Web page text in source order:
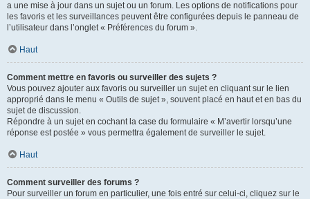
a une mise à jour dans un sujet ou un forum. Les options de notifications pour
les favoris et les surveillances peuvent être configurées depuis le panneau de
l’utilisateur dans l’onglet « Préférences du forum ».
Haut
Comment mettre en favoris ou surveiller des sujets ?
Vous pouvez ajouter aux favoris ou surveiller un sujet en cliquant sur le lien
approprié dans le menu « Outils de sujet », souvent placé en haut et en bas du
sujet de discussion.
Répondre à un sujet en cochant la case du formulaire « M’avertir lorsqu’une
réponse est postée » vous permettra également de surveiller le sujet.
Haut
Comment surveiller des forums ?
Pour surveiller un forum en particulier, une fois entré sur celui-ci, cliquez sur le